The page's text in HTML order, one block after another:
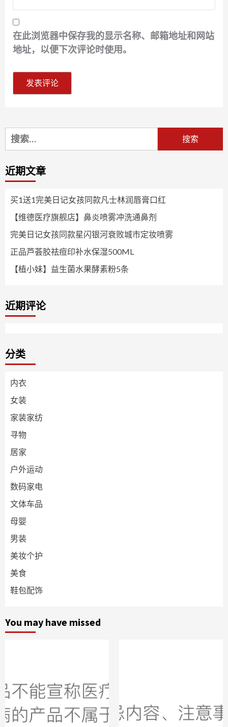
在此浏览器中保存我的显示名称、邮箱地址和网站
地址，以便下次评论时使用。
搜
索：
近期文章
买1送1完美日记女孩同款凡士林润唇膏口红
【维德医疗旗舰店】鼻炎喷雾冲洗通鼻剂
完美日记女孩同款星闪银河衰败城市定妆喷雾
正品芦荟胶祛痘印补水保湿500ML
【植小妹】益生菌水果酵素粉5条
近期评论
分类
内衣
女装
家装家纺
寻物
居家
户外运动
数码家电
文体车品
母婴
男装
美妆个护
美食
鞋包配饰
You may have missed